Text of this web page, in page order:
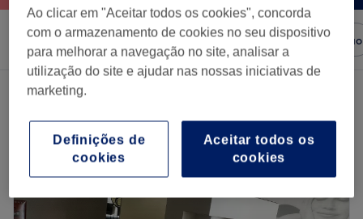
Ordenar por Salões Ofertas Expresso Classificação
Um centro que oferece:
Ao clicar em "Aceitar todos os cookies", concorda
com o armazenamento de cookies no seu dispositivo
para melhorar a navegação no site, analisar a
utilização do site e ajudar nas nossas iniciativas de
marketing.
Aceitar todos os
cookies
Definições de
cookies